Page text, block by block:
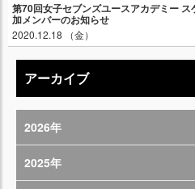
第70回女子セブンズユースアカデミー
加メンバーのお知らせ
2020.12.18 （金）
アーカイブ
2026年
2025年